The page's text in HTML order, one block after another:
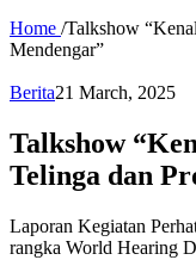
Home /Talkshow
Mendengar”
Berita21 March, 2025
Talkshow
Telinga dan
Laporan Kegiatan
rangka World Hearing